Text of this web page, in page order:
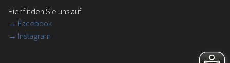
Hier finden Sie uns auf
→ Facebook
→ Instagram